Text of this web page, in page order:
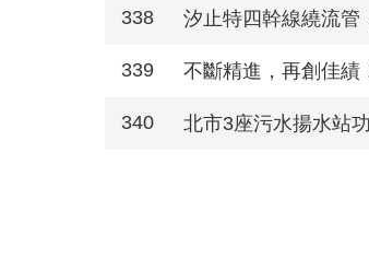
338 汐止特四幹線繞流管
339 不斷精進，再創佳績
340 北市3座污水揚水站